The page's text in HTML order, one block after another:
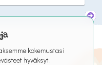
kokemustasi
hyväksyt.